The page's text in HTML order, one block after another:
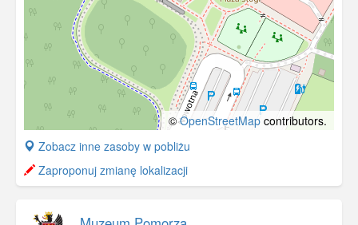
©OpenStreetMapcontributors.
+
−
Zobacz inne zasoby w pobliżu
Zaproponuj zmianę lokalizacji